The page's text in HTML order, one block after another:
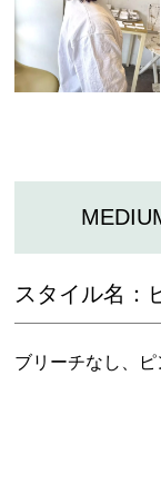
スタイル名：
ブリーチなし、